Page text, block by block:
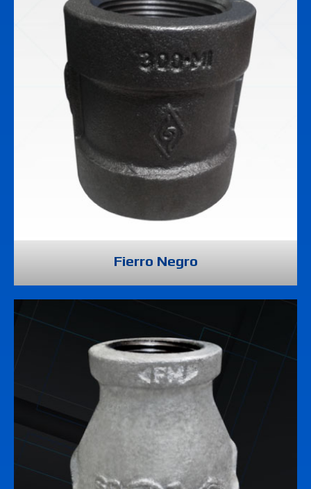
Fierro Negro